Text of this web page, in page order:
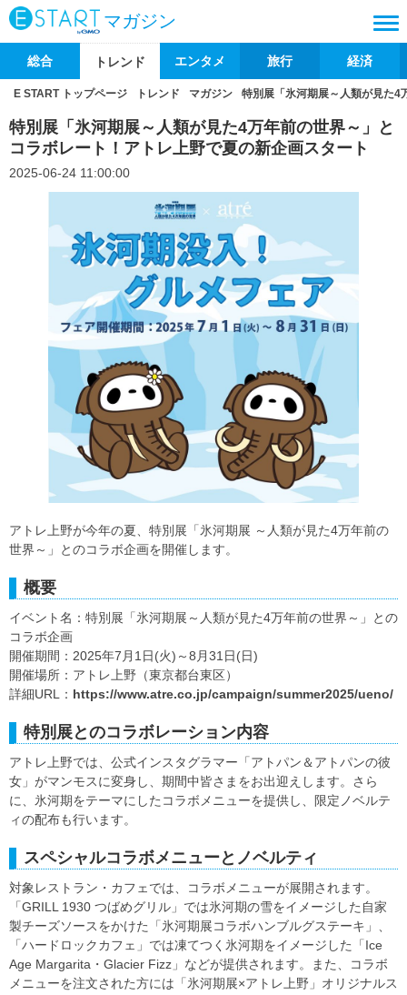
マガジン
総合 トレンド エンタメ 旅行 経済
E START トップページ トレンド マガジン 特別展「氷河期展～人類が見た4
特別展「氷河期展～人類が見た4万年前の世界～」と
コラボレート！アトレ上野で夏の新企画スタート
2025-06-24 11:00:00
アトレ上野が今年の夏、特別展「氷河期展 ～人類が見た4万年前の
世界～」とのコラボ企画を開催します。
概要
イベント名：特別展「氷河期展～人類が見た4万年前の世界～」との
コラボ企画
開催期間：2025年7月1日(火)～8月31日(日)
開催場所：アトレ上野（東京都台東区）
詳細URL： https://www.atre.co.jp/campaign/summer2025/ueno/
特別展とのコラボレーション内容
アトレ上野では、公式インスタグラマー「アトパン＆アトパンの彼
女」がマンモスに変身し、期間中皆さまをお出迎えします。さら
に、氷河期をテーマにしたコラボメニューを提供し、限定ノベルテ
ィの配布も行います。
スペシャルコラボメニューとノベルティ
対象レストラン・カフェでは、コラボメニューが展開されます。
「GRILL 1930 つばめグリル」では氷河期の雪をイメージした自家
製チーズソースをかけた「氷河期展コラボハンブルグステーキ」、
「ハードロックカフェ」では凍てつく氷河期をイメージした「Ice
Age Margarita・Glacier Fizz」などが提供されます。また、コラボ
メニューを注文された方には「氷河期展×アトレ上野」オリジナルス